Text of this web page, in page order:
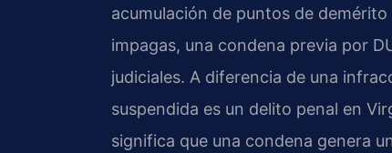
acumulación de puntos de
impagas, una condena previa por
judiciales. A diferencia de una
suspendida es un delito penal en
significa que una condena genera